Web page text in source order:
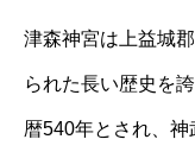
津森神宮は上益城
られた長い歴史を
暦540年とされ、